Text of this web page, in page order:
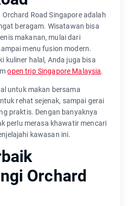
Road Singapore adalah
beragam. Wisatawan bisa
makanan, mulai dari
menu fusion modern.
kuliner halal, Anda juga bisa
open trip Singapore Malaysia.
untuk makan bersama
rehat sejenak, sampai gerai
praktis. Dengan banyaknya
perlu merasa khawatir mencari
kawasan ini.
Orchard